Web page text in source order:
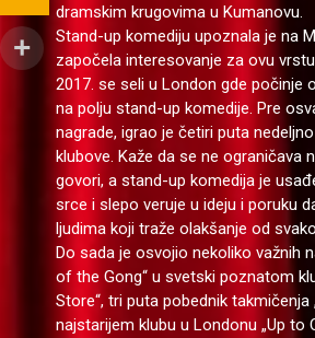
dramskim krugovima u Kumanovu.
Stand-up komediju upoznala je na
započela interesovanje za ovu
2017. se seli u London gde počinje
na polju stand-up komedije. Pre
nagrade, igrao je četiri puta
klubove. Kaže da se ne ograničava
govori, a stand-up komedija je
srce i slepo veruje u ideju i poruku
ljudima koji traže olakšanje od
Do sada je osvojio nekoliko važnih
of the Gong“ u svetski poznatom
Store“, tri puta pobednik takmičenja
najstarijem klubu u Londonu „Up to